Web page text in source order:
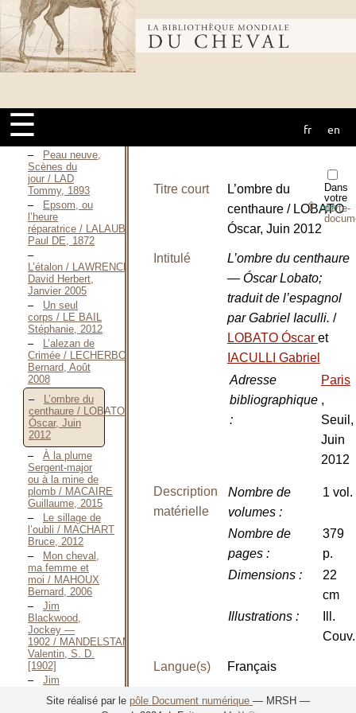
Bibliothèque
mondiale du
cheval
☰ fr en
FOUCHARDIÈRE
Géo DE, 1910
L’affaire
Peau de
Balle / LA
FOUCHARDIÈRE
roi / LA
VARENDE Jean
Peau neuve,
Scènes du
jour / LAD
Tommy, 1893
Epsom, ou
l’heure
réparatrice / LALAUBIE
Paul DE, 1872
L’étalon / LAWRENCE
David Herbert,
Janvier 2005
Un seul
corps / LE BAIL
Stéphanie, 2012
L’alezan de
Crimée / LECHERBONNIER
Bernard, Août
2008
L’ombre du
centhaure / LOBATO
Óscar, Juin
2012
À la plume
Sergent-major
ou à la mine de
plomb / MACAIRE
Guillaume, 2015
Le sillage de
l’oubli / MACHART
Bruce, 2012
Mon cheval,
ma femme et
moi / MAHOUX
Bernard, 2006
Jim
Blackwood,
Jockey —
1902 / MANDELSTAMM
Valentin, S. D.
[1902]
Jim
Jockey —
Dans
votre
porte-
⇪ PDF
Titre court
L’ombre du
centhaure / LOBATO
Óscar, Juin 2012
Intitulé
L’ombre du centhaure
— Óscar Lobato;
traduit de l’espagnol
par Gabriel Iaculli. /
LOBATO Óscar et
IACULLI Gabriel
Adresse
bibliographique
:
Paris
,
Seuil,
Juin
2012
Description
matérielle
Nombre de
volumes:
1 vol.
Nombre de
pages:
379
p.
Dimensions:
22
cm
Illustrations:
Ill.
Couv.
Langue(s) Français
EAN 9782021027297
Site réalisé par le pôle Document numérique — MRSH —